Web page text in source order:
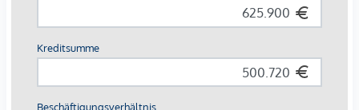
Anbindung einen schnellen ins Zentrum oder ins weite Grün
des Praters bringt. Ein Ort, der das Beste von Wien in sich
vereint.
S-Bahnhof: Traisengasse; S-Bahn Handelskai